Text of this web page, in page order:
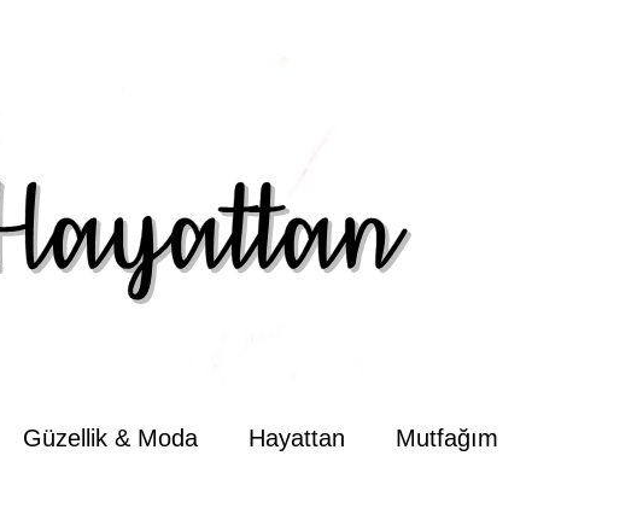
Güzellik & Moda Hayattan Mutfağım